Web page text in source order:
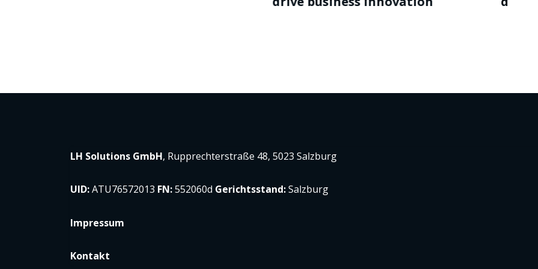
LH Solutions GmbH, Rupprechterstraße 48, 5023 Salzburg
UID:ATU76572013 FN:552060d Gerichtsstand:Salzburg
Impressum
Kontakt